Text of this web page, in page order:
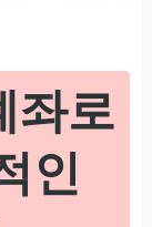
좌로
인